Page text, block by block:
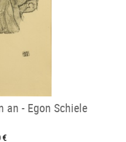
an - Egon Schiele
€